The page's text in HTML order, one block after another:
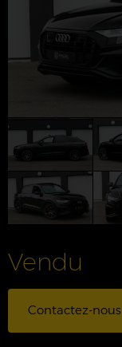
Vendu
Contactez-nous